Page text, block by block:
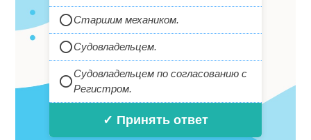
Старшим механиком.
Судовладельцем.
Судовладельцем по согласованию с
Регистром.
✓ Принять ответ